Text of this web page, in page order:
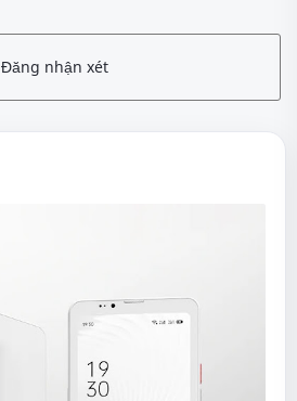
Đăng nhận xét